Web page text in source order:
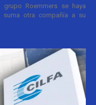
Roemmers se haya
suma otra compañía a su